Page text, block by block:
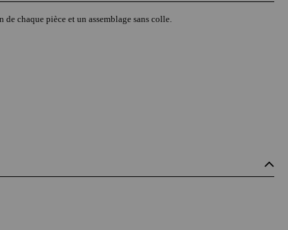
chaque pièce et un assemblage sans colle.